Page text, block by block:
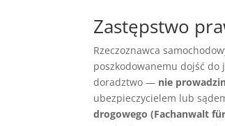
Zastępstwo
Rzeczoznawca
poszkodowanemu dojść
doradztwo — nie
ubezpieczycielem lub
drogowego (Fachanwalt